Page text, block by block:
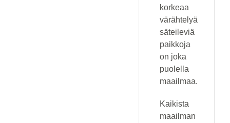
korkeaa
värähtelyä
säteileviä
paikkoja
on joka
puolella
maailmaa.
Kaikista
maailman